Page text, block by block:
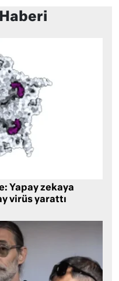
Yapay zekaya
virüs yarattı